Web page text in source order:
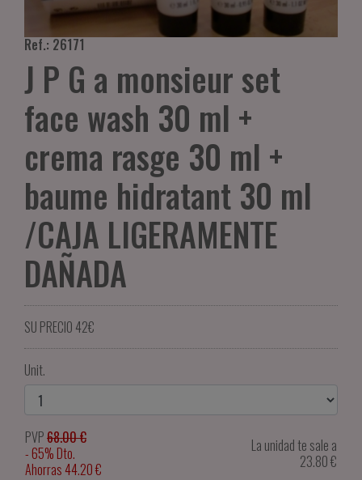
Ref.: 26171
J P G a monsieur set
face wash 30 ml +
crema rasge 30 ml +
baume hidratant 30 ml
/CAJA LIGERAMENTE
DAÑADA
SU PRECIO 42€
Unit.
PVP68.00 €
- 65% Dto.
Ahorras 44.20 €
La unidad te sale a
23.80€